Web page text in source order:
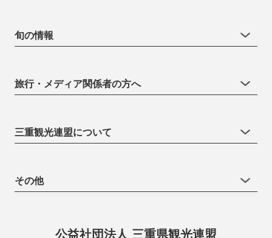
旬の情報
旅行・メディア関係者の方へ
三重観光連盟について
その他
公益社団法人 三重県観光連盟